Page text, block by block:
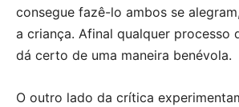
consegue fazê-lo ambos se
a criança. Afinal qualquer processo
dá certo de uma maneira benévola.
O outro lado da crítica